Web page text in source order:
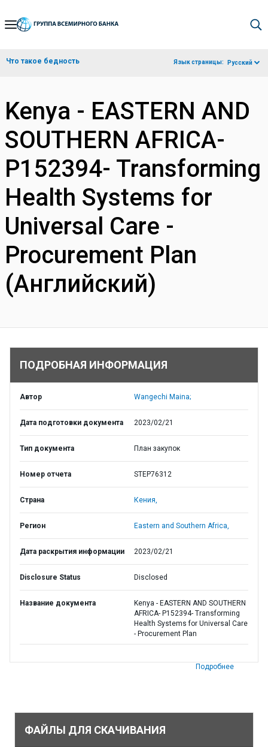
Skip
Navigation
Что такое бедность Язык страницы: Русский
Kenya - EASTERN AND
SOUTHERN AFRICA-
P152394- Transforming
Health Systems for
Universal Care -
Procurement Plan
(Английский)
ПОДРОБНАЯ ИНФОРМАЦИЯ
Автор Wangechi Maina;
Дата подготовки документа 2023/02/21
Тип документа План закупок
Номер отчета STEP76312
Страна Кения,
Регион Eastern and Southern Africa,
Дата раскрытия информации 2023/02/21
Disclosure Status Disclosed
Название документа
Kenya - EASTERN AND SOUTHERN
AFRICA- P152394- Transforming
Health Systems for Universal Care
- Procurement Plan
Подробнее
ФАЙЛЫ ДЛЯ СКАЧИВАНИЯ